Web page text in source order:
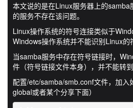
本文说的是在Linux服务器上的samba
的服务不存在该问题。
Linux操作系统的符号连接类似于
Windows操作系统并不能识别Linux的
当samba服务中存在符号链接时，
件（符号链接文件本身），并不能转到
配置/etc/samba/smb.conf文件，加入
global或者某个分享下面）